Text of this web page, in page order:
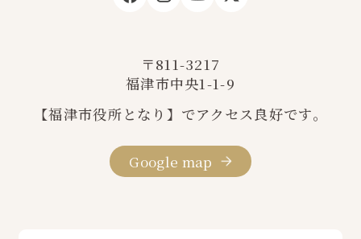
〒811-3217
福津市中央1-1-9
【福津市役所となり】でアクセス良好です。
Google map